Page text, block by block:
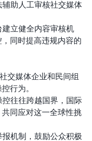
助人工审核社交媒体
立健全内容审核机
同时提高违规内容的
交媒体企业和民间组
行为。
控往往跨越国界，国际
同应对这一全球性挑
报机制，鼓励公众积极